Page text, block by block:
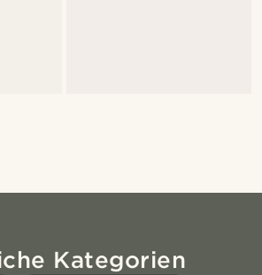
Kategorien